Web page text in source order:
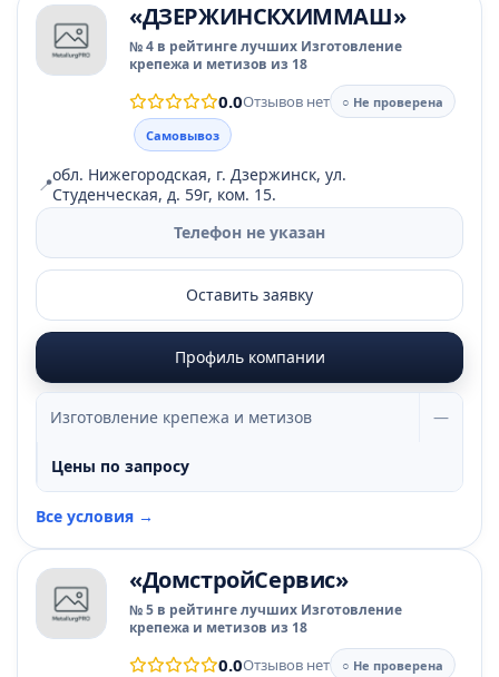
«ДЗЕРЖИНСКХИММАШ»
№ 4 в рейтинге лучших Изготовление
крепежа и метизов из 18
0.0Отзывов нет
○ Не проверена
Самовывоз
📍обл. Нижегородская, г. Дзержинск, ул.
Студенческая, д. 59г, ком. 15.
Телефон не указан
Оставить заявку
Профиль компании
Изготовление крепежа и метизов —
Цены по запросу
Все условия →
«ДомстройСервис»
№ 5 в рейтинге лучших Изготовление
крепежа и метизов из 18
0.0Отзывов нет
○ Не проверена